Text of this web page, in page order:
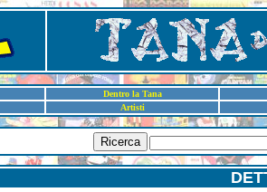
Dentro la Tana
Artisti
Ricerca